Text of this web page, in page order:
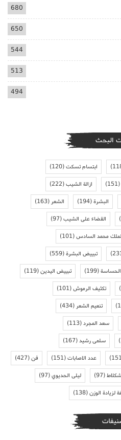
680
650
544
513
494
البحث
ابتسام تسكت(120)
(151) ازالة الشيب(222)
البشرة(194) الشعر(163)
القضاء على الشيب(97)
محمد السادس(101)
تبييض البشرة(559)
(199) تبييض اليدين(119)
تكثيف الرموش(101)
تنعيم الشعر(434)
سعد المجرد(113)
سلمى رشيد(167)
عدد الاصابات(151) فن(427)
(97) ليلى الحديوي(97)
لزيادة الوزن(138)